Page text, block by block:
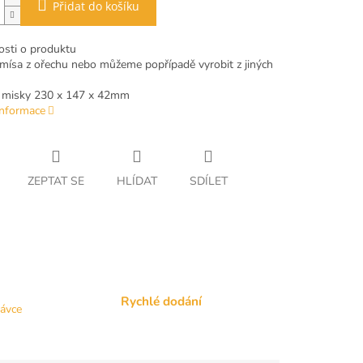
Přidat do košíku
o produktu
z ořechu nebo můžeme popřípadě vyrobit z jiných
230 x 147 x 42mm
ZEPTAT SE HLÍDAT SDÍLET
Rychlé dodání